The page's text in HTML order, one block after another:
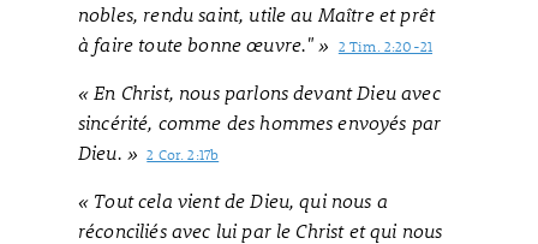
nobles, rendu saint, utile au Maître et prêt
à faire toute bonne œuvre." » 2 Tim. 2:20-21
« En Christ, nous parlons devant Dieu avec
sincérité, comme des hommes envoyés par
Dieu. » 2 Cor. 2:17b
« Tout cela vient de Dieu, qui nous a
réconciliés avec lui par le Christ et qui nous